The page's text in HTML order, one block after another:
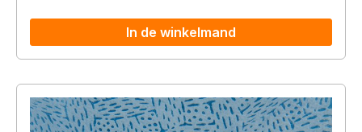
In de winkelmand